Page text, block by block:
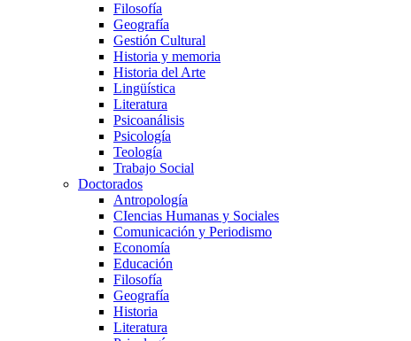
Filosofía
Geografía
Gestión Cultural
Historia y memoria
Historia del Arte
Lingüística
Literatura
Psicoanálisis
Psicología
Teología
Trabajo Social
Doctorados
Antropología
CIencias Humanas y Sociales
Comunicación y Periodismo
Economía
Educación
Filosofía
Geografía
Historia
Literatura